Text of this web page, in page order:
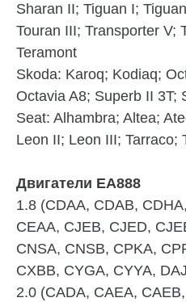
Sharan II; Tiguan I;
Touran III; Transporter V;
Teramont
Skoda: Karoq; Kodiaq;
Octavia A8; Superb II 3T;
Seat: Alhambra; Altea;
Leon II; Leon III; Tarraco;
Двигатели EA888
1.8 (CDAA, CDAB,
CEAA, CJEB, CJED,
CNSA, CNSB, CPKA,
CXBB, CYGA, CYYA,
2.0 (CADA, CAEA,